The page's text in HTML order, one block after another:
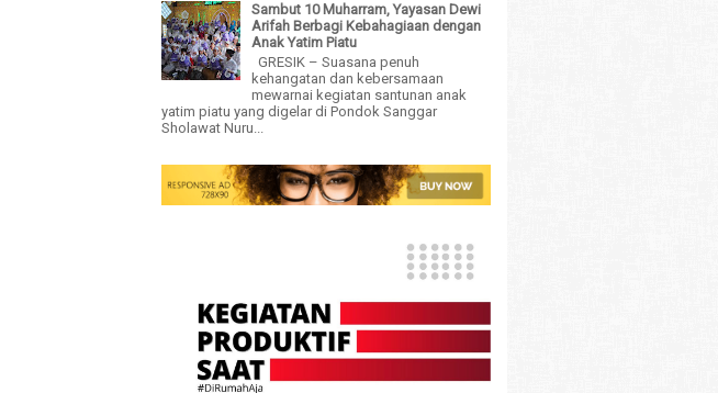
Sambut 10 Muharram, Yayasan Dewi
Arifah Berbagi Kebahagiaan dengan
Anak Yatim Piatu
GRESIK – Suasana penuh
kehangatan dan kebersamaan
mewarnai kegiatan santunan anak
yatim piatu yang digelar di Pondok Sanggar
Sholawat Nuru...